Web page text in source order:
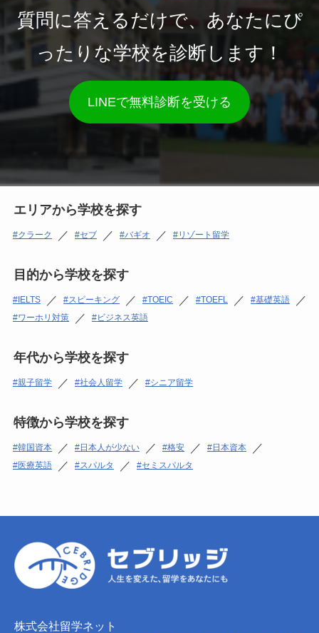
質問に答えるだけで、あなたにぴ
ったりな学校を診断します！
LINEで無料診断を受ける
エリアから学校を探す
クラーク ／ セブ ／ バギオ ／ リゾート留学
目的から学校を探す
IELTS ／ スピーキング ／ TOEIC ／ TOEFL ／ 基礎英語 ／
ワーホリ対策 ／ ビジネス英語
年代から学校を探す
親子留学 ／ 社会人留学 ／ シニア留学
特徴から学校を探す
韓国資本 ／ 日本人が少ない ／ 格安 ／ 日本資本 ／
医療英語 ／ スパルタ ／ セミスパルタ
株式会社留学ネット